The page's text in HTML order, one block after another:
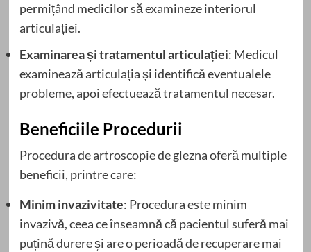
permițând medicilor să examineze interiorul
articulației.
Examinarea și tratamentul articulației: Medicul
examinează articulația și identifică eventualele
probleme, apoi efectuează tratamentul necesar.
Beneficiile Procedurii
Procedura de artroscopie de glezna oferă multiple
beneficii, printre care:
Minim invazivitate: Procedura este minim
invazivă, ceea ce înseamnă că pacientul suferă mai
puțină durere și are o perioadă de recuperare mai